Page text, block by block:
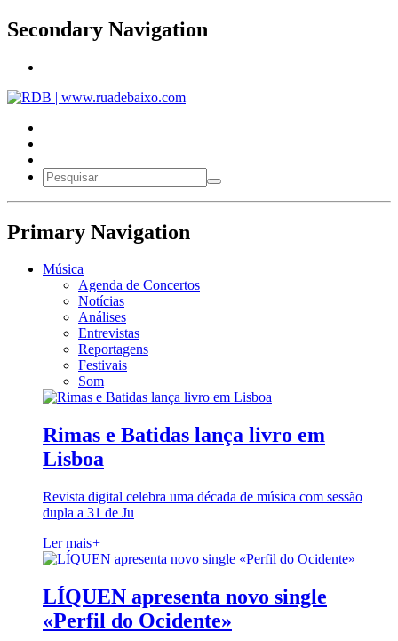
Secondary Navigation
Primary Navigation
Música
Agenda de Concertos
Notícias
Análises
Entrevistas
Reportagens
Festivais
Som
Rimas e Batidas lança livro em
Lisboa
Revista digital celebra uma década de música com sessão
dupla a 31 de Ju
Ler mais+
LÍQUEN apresenta novo single
«Perfil do Ocidente»